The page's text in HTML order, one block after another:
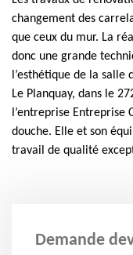
changement des
que ceux du mur. La
donc une grande
l’esthétique de la salle
Le Planquay, dans le
l’entreprise Entreprise
douche. Elle et son
travail de qualité
Demande